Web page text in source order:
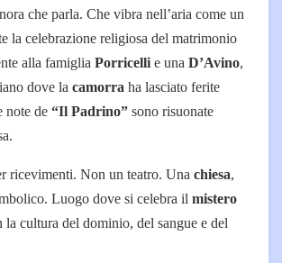
che parla. Che vibra nell’aria come un
la celebrazione religiosa del matrimonio
alla famiglia Porricelli e una D’Avino,
dove la camorra ha lasciato ferite
note de “Il Padrino” sono risuonate
ricevimenti. Non un teatro. Una chiesa,
Luogo dove si celebra il mistero
la cultura del dominio, del sangue e del